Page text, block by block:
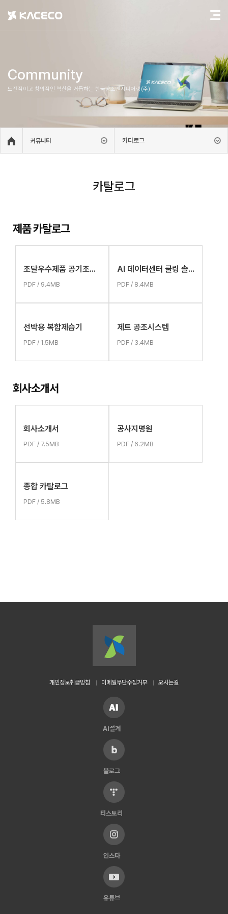
Community
도전적이고 창의적인 혁신을 거듭하는 한국공조엔지니어링(주)
커뮤니티 카다로그
카탈로그
제품 카탈로그
조달우수제품 공기조화기
PDF / 9.4MB
AI 데이터센터 쿨링 솔루션
PDF / 8.4MB
선박용 복합제습기
PDF / 1.5MB
제트 공조시스템
PDF / 3.4MB
회사소개서
회사소개서
PDF / 7.5MB
공사지명원
PDF / 6.2MB
종합 카탈로그
PDF / 5.8MB
개인정보취급방침 이메일무단수집거부 오시는길
AI설계
블로그
티스토리
인스타
유튜브